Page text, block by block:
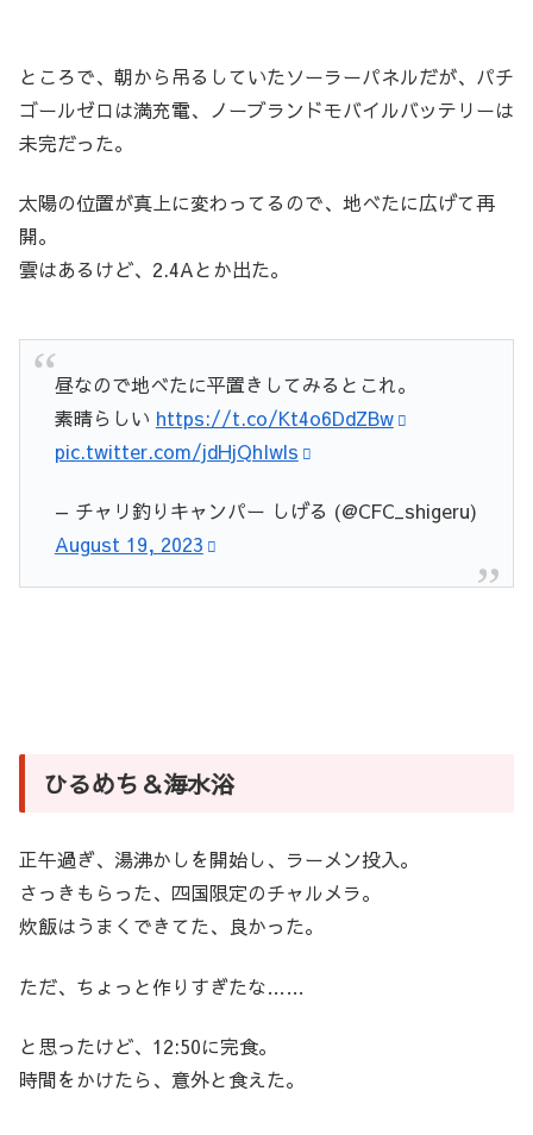
ところで、朝から吊るしていたソーラーパネルだが、パチ
ゴールゼロは満充電、ノーブランドモバイルバッテリーは
未完だった。
太陽の位置が真上に変わってるので、地べたに広げて再
開。
雲はあるけど、2.4Aとか出た。
昼なので地べたに平置きしてみるとこれ。
素晴らしい https://t.co/Kt4o6DdZBw
pic.twitter.com/jdHjQhIwls
— チャリ釣りキャンパー しげる (@CFC_shigeru)
August 19, 2023
ひるめち＆海水浴
正午過ぎ、湯沸かしを開始し、ラーメン投入。
さっきもらった、四国限定のチャルメラ。
炊飯はうまくできてた、良かった。
ただ、ちょっと作りすぎたな……
と思ったけど、12:50に完食。
時間をかけたら、意外と食えた。